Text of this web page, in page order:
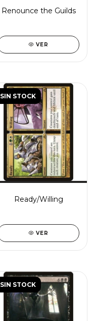
Renounce the Guilds
VER
SIN STOCK
Ready/Willing
VER
SIN STOCK